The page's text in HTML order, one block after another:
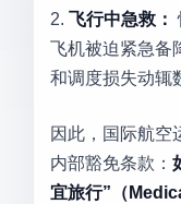
2.飞行中急救：
飞机被迫紧急备
和调度损失动辄
因此，国际航空
内部豁免条款：
宜旅行”（